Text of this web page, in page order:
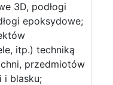
3D, podłogi
epoksydowe;
itp.) techniką
przedmiotów
i blasku;